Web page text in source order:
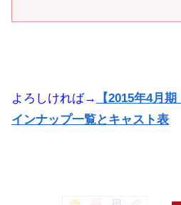
よろしければ→
【2015年4月
インナップ一覧とキャスト表